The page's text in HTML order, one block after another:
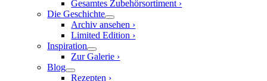
Gesamtes Zubehörsortiment ›
Die Geschichte
Archiv ansehen ›
Limited Edition ›
Inspiration
Zur Galerie ›
Blog
Rezepten ›